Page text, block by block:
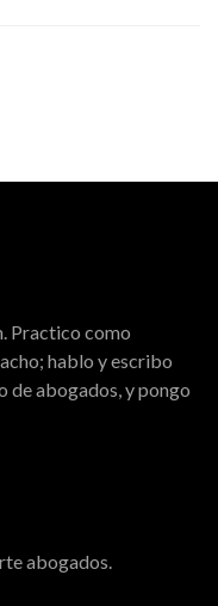
Practico como
hablo y escribo
de abogados, y pongo
abogados.